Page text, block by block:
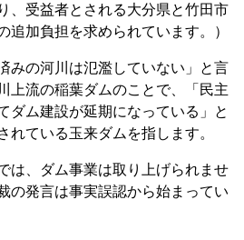
、受益者とされる大分県と竹田市
追加負担を求められています。）
みの河川は氾濫していない」と言
上流の稲葉ダムのことで、「民主
ダム建設が延期になっている」と
れている玉来ダムを指します。
は、ダム事業は取り上げられませ
の発言は事実誤認から始まってい